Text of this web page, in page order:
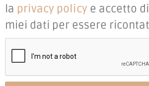
la privacy policy e accetto
miei dati per essere